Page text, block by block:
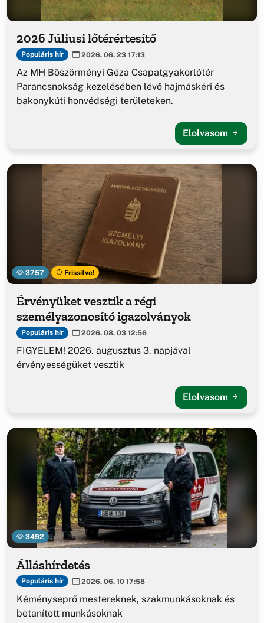
2026 Júliusi lőtérértesítő
Populáris hír 2026. 06. 23 17:13
Az MH Böszörményi Géza Csapatgyakorlótér
Parancsnokság kezelésében lévő hajmáskéri és
bakonykúti honvédségi területeken.
Elolvasom
3757 Frissítve!
Érvényüket vesztik a régi
személyazonosító igazolványok
Populáris hír 2026. 08. 03 12:56
FIGYELEM! 2026. augusztus 3. napjával
érvényességüket vesztik
Elolvasom
3492
Álláshírdetés
Populáris hír 2026. 06. 10 17:58
Kéményseprő mestereknek, szakmunkásoknak és
betanított munkásoknak